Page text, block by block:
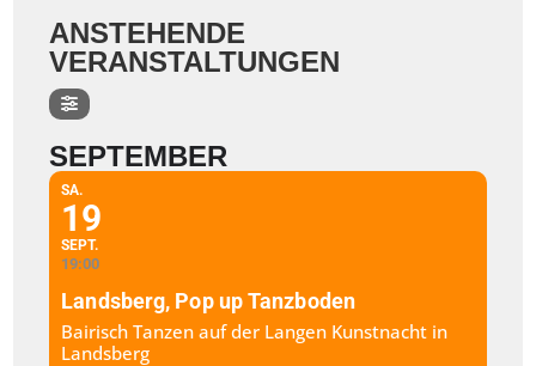
ANSTEHENDE
VERANSTALTUNGEN
SEPTEMBER
SA.
19
SEPT.
19:00
Landsberg, Pop up Tanzboden
Bairisch Tanzen auf der Langen Kunstnacht in
Landsberg